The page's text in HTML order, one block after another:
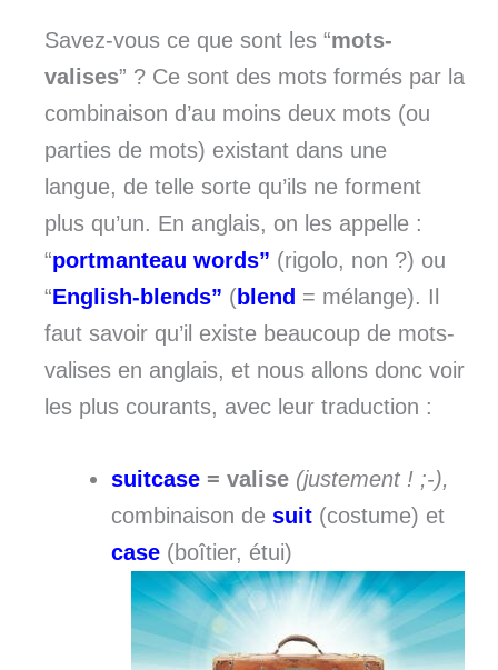
Savez-vous ce que sont les “mots-
valises” ? Ce sont des mots formés par la
combinaison d’au moins deux mots (ou
parties de mots) existant dans une
langue, de telle sorte qu’ils ne forment
plus qu’un. En anglais, on les appelle :
“portmanteau words” (rigolo, non ?) ou
“English- blends” (blend = mélange). Il
faut savoir qu’il existe beaucoup de mots-
valises en anglais, et nous allons donc voir
les plus courants, avec leur traduction :
suitcase = valise (justement ! ;-),
combinaison de suit (costume) et
case (boîtier, étui)